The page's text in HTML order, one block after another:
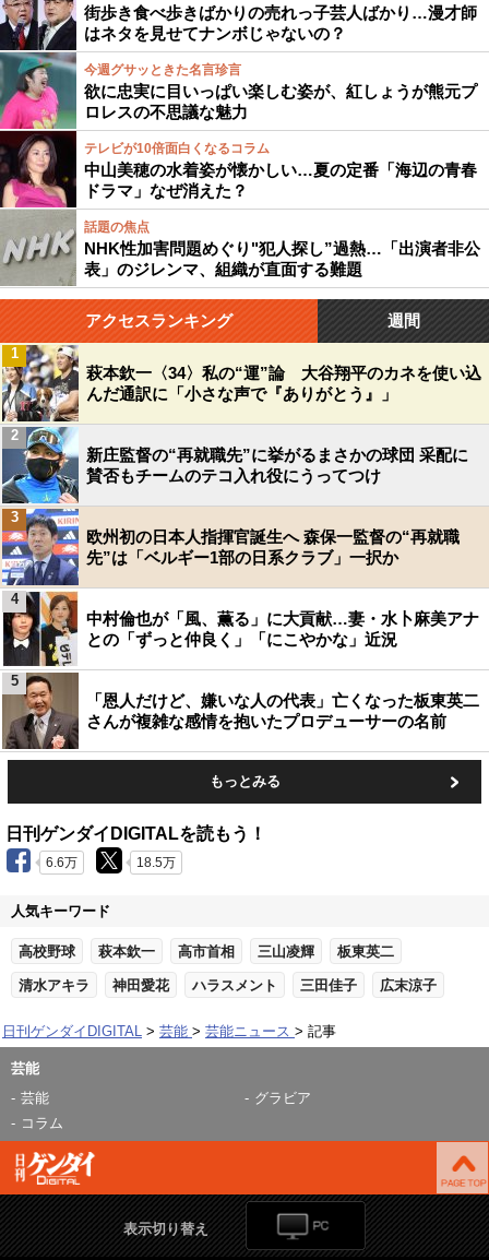
街歩き食べ歩きばかりの売れっ子芸人ばかり…漫才師
はネタを見せてナンボじゃないの？
今週グサッときた名言珍言
欲に忠実に目いっぱい楽しむ姿が、紅しょうが熊元プ
ロレスの不思議な魅力
テレビが10倍面白くなるコラム
中山美穂の水着姿が懐かしい…夏の定番「海辺の青春
ドラマ」なぜ消えた？
話題の焦点
NHK性加害問題めぐり"犯人探し”過熱…「出演者非公
表」のジレンマ、組織が直面する難題
アクセスランキング 週間
萩本欽一〈34〉私の“運”論 大谷翔平のカネを使い込
んだ通訳に「小さな声で『ありがとう』」
1
新庄監督の“再就職先”に挙がるまさかの球団 采配に
賛否もチームのテコ入れ役にうってつけ
2
欧州初の日本人指揮官誕生へ 森保一監督の“再就職
先”は「ベルギー1部の日系クラブ」一択か
3
中村倫也が「風、薫る」に大貢献…妻・水卜麻美アナ
との「ずっと仲良く」「にこやかな」近況
4
「恩人だけど、嫌いな人の代表」亡くなった板東英二
さんが複雑な感情を抱いたプロデューサーの名前
5
もっとみる
日刊ゲンダイDIGITALを読もう！
6.6万 18.5万
人気キーワード
高校野球 萩本欽一 高市首相 三山凌輝 板東英二
清水アキラ 神田愛花 ハラスメント 三田佳子 広末涼子
日刊ゲンダイDIGITAL 芸能 芸能ニュース 記事
芸能
芸能
グラビア
コラム
表示切り替え